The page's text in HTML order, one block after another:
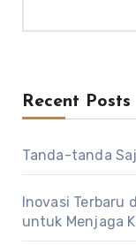
Recent Posts
Tanda-tanda
Inovasi Terbaru
untuk Menjaga